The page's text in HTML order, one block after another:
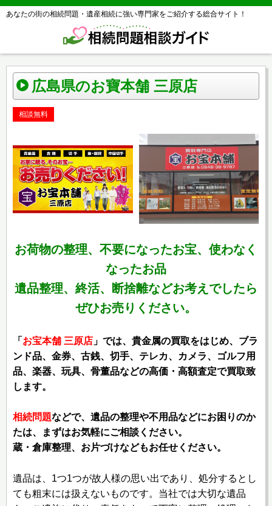
あなたの街の相続問題・遺産相続に強い専門家をご紹介する総合サイト！
広島県のお寶本舗 三原店
相談無料
お荷物の整理、不要になったお宝、使わなく
なったお品
遺品整理、終活、断捨離などお考えでしたら
ぜひお売りください。
「 お宝本舗 三原店 」では、貴金属の買取をはじめ、ブラ
ンド品、金券、古銭、切手、テレカ、カメラ、ゴルフ用
品、楽器、玩具、骨董品などの高価・高額査定で買取致
します。
相続問題などで、遺品の整理や不用品などにお困りのか
たは、まずはお気軽にご相談ください。
蔵・倉庫整理、お片づけなどもお任せください。
遺品は、1つ1つが故人様の思い出であり、処分するとし
ても粗末には扱えないものです。当社では大切な遺品